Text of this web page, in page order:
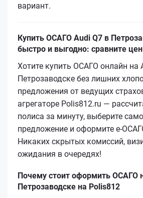
вариант.
Купить ОСАГО Audi Q7 в
быстро и выгодно: сравните
Хотите купить ОСАГО онлайн на
Петрозаводске без лишних
предложения от ведущих
агрегаторе Polis812.ru —
полиса за минуту, выберите
предложение и оформите
Никаких скрытых комиссий,
ожидания в очередях!
Почему стоит оформить ОСАГО
Петрозаводске на Polis812